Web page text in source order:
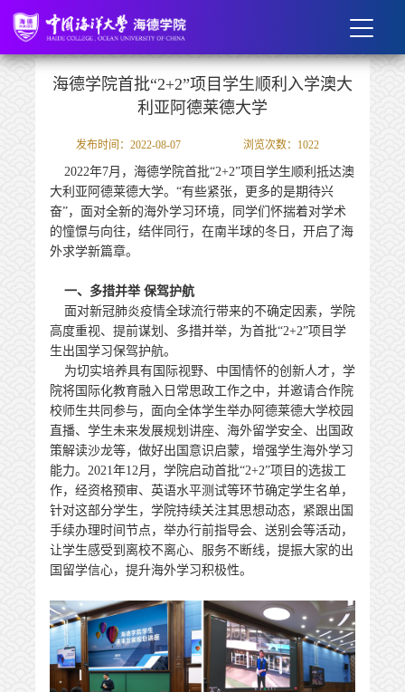
海德学院首批“2+2”项目学生顺利入学澳大
利亚阿德莱德大学
发布时间：2022-08-07 浏览次数： 1022
2022年7月，海德学院首批“2+2”项目学生顺利抵达澳
大利亚阿德莱德大学。“有些紧张，更多的是期待兴
奋”，面对全新的海外学习环境，同学们怀揣着对学术
的憧憬与向往，结伴同行，在南半球的冬日，开启了海
外求学新篇章。
一、多措并举 保驾护航
面对新冠肺炎疫情全球流行带来的不确定因素，学院
高度重视、提前谋划、多措并举，为首批“2+2”项目学
生出国学习保驾护航。
为切实培养具有国际视野、中国情怀的创新人才，学
院将国际化教育融入日常思政工作之中，并邀请合作院
校师生共同参与，面向全体学生举办阿德莱德大学校园
直播、学生未来发展规划讲座、海外留学安全、出国政
策解读沙龙等，做好出国意识启蒙，增强学生海外学习
能力。2021年12月，学院启动首批“2+2”项目的选拔工
作，经资格预审、英语水平测试等环节确定学生名单，
针对这部分学生，学院持续关注其思想动态，紧跟出国
手续办理时间节点，举办行前指导会、送别会等活动，
让学生感受到离校不离心、服务不断线，提振大家的出
国留学信心，提升海外学习积极性。